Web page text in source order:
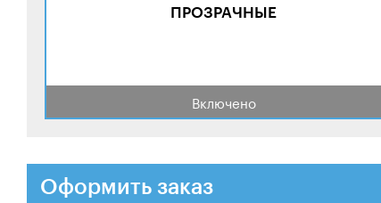
ПРОЗРАЧНЫЕ
Включено
Оформить заказ